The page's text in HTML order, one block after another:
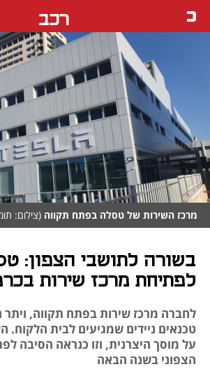
רכב
מרכז השירות של טסלה בפתח תקווה (צילום:
בשורה לתושבי הצפון:
לפתיחת מרכז שירות
לחברה מרכז שירות בפתח תקווה, ויתר
טכנאים ניידים שמגיעים לבית הלקוח.
על מוסך היצרנית, וזו כנראה הסיבה
הצפוני בשנה הבאה